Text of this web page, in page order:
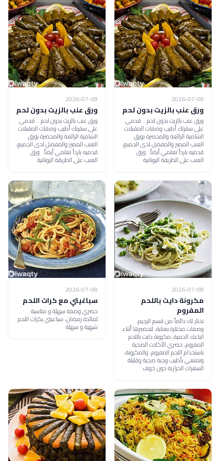
2026-07-08
ورق عنب بالزيت بدون لحم
ورق عنب بالزيت بدون لحم .. قدمي
على سفرتك أطيب وصفات المقبلات
الشامية الرائعة والمحضرة بورق
العنب المميز والمفضل لدى الجميع،
قدميه بارداً تعلمي أيضاً: ورق
العنب على الطريقة اليونانية
2026-07-08
ورق عنب بالزيت بدون لحم
ورق عنب بالزيت بدون لحم .. قدمي
على سفرتك أطيب وصفات المقبلات
الشامية الرائعة والمحضرة بورق
العنب المميز والمفضل لدى الجميع،
قدميه بارداً تعلمي أيضاً: ورق
العنب على الطريقة اليونانية
2026-07-08
مكرونة دايت باللحم
المفروم
نختار لك دائماً من قسم الرجيم،
وصفات مختارة بعناية، لتحضيرها أثناء
اتباعك الحمية، مكرونة دايت باللحم
المفروم، حضري الأكلات الصحية
باستخدام اللحم المفروم، والمكرونة،
وتمتعي بأطيب وجبة صحية وقليلة
السعرات الحرارية دون خوف
2026-07-08
سباغيتي مع كرات اللحم
حضري وصفة سهلة و مناسبة
لمائدة رمضان، سباغيتي بكرات اللحم
شهية و سهلة